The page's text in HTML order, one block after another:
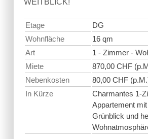
WEITBLICK!
Etage
DG
Wohnfläche
16 qm
Art
1 - Zimmer -
Miete
870,00 CHF
Nebenkosten
80,00 CHF
In Kürze
Charmantes 1-
Appartement
Grünblick und